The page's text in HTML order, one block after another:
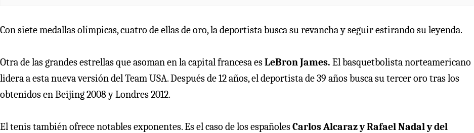
Con siete medallas olímpicas, cuatro de ellas de oro, la deportista busca su revancha y seguir estirando su leyenda.
Otra de las grandes estrellas que asoman en la capital francesa esLeBron James. El basquetbolista norteamericano
lidera a esta nueva versión del Team USA. Después de 12 años, el deportista de 39 años busca su tercer oro tras los
obtenidos en Beijing 2008 y Londres 2012.
El tenis también ofrece notables exponentes. Es el caso de los españolesCarlos Alcaraz y Rafael Nadal y del